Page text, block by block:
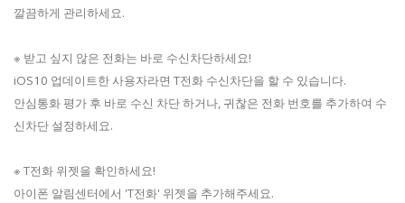
깔끔하게 관리하세요.
※ 받고 싶지 않은 전화는 바로 수신차단하세요!
iOS10 업데이트한 사용자라면 T전화 수신차단을 할 수 있습니다.
안심통화 평가 후 바로 수신 차단 하거나, 귀찮은 전화 번호를 추가하여 수
신차단 설정하세요.
※ T전화 위젯을 확인하세요!
아이폰 알림센터에서 'T전화' 위젯을 추가해주세요.